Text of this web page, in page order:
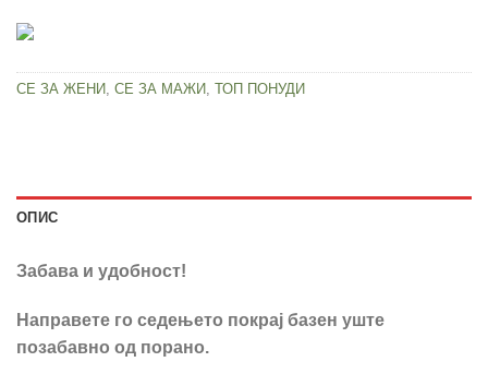
СЕ ЗА ЖЕНИ СЕ ЗА МАЖИ ТОП ПОНУДИ
ОПИС
Забава и удобност!
Направете го седењето покрај базен уште
позабавно од порано.